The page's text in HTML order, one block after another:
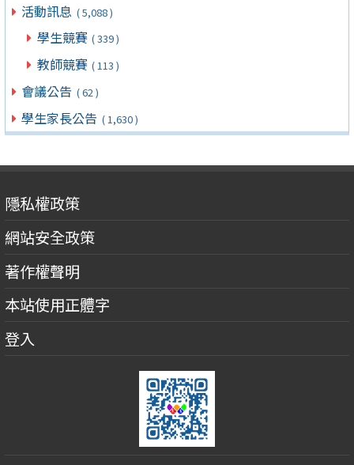
活動訊息 ( 5,088 )
學生競賽 ( 339 )
教師競賽 ( 113 )
會議公告 ( 62 )
學生家長公告 ( 1,630 )
隱私權政策
網站安全政策
著作權聲明
本站使用正體字
登入